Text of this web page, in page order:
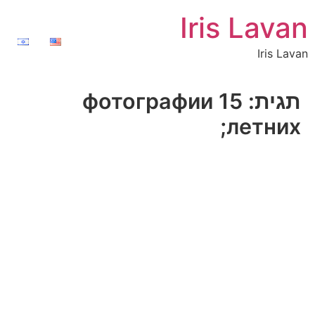
Iris Lavan
Iris Lavan
תגית: фотографии 15
летних;